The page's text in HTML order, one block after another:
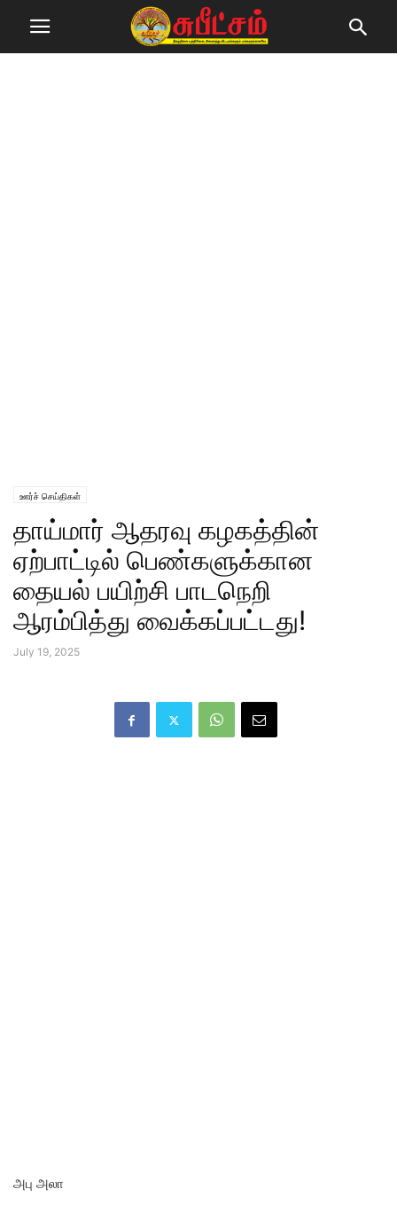
ஊர்ச் செய்திகள்
தாய்மார் ஆதரவு கழகத்தின்
ஏற்பாட்டில் பெண்களுக்கான
தையல் பயிற்சி பாடநெறி
ஆரம்பித்து வைக்கப்பட்டது!
July 19, 2025
அபு அலா